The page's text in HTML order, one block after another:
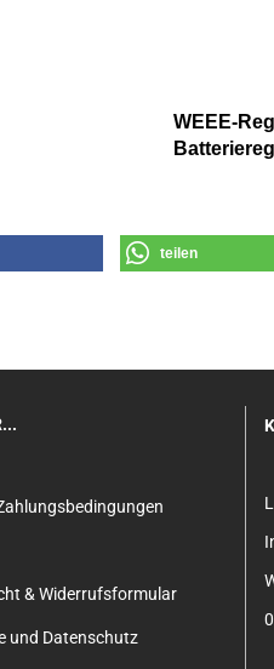
WEEE-
Batterier
teilen
& Widerrufsformular
und Datenschutz